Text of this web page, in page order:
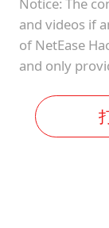
Notice: The
and videos if
of NetEase
and only